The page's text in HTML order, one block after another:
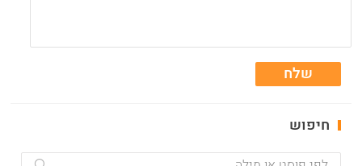
שלח
חיפוש